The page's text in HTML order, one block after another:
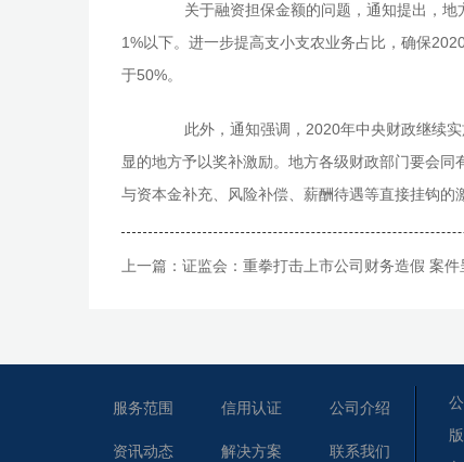
关于融资担保金额的问题，通知提出，地
1%以下。进一步提高支小支农业务占比，确保
于50%。
此外，通知强调，2020年中央财政继续实
显的地方予以奖补激励。地方各级财政部门要会
与资本金补充、风险补偿、薪酬待遇等直接挂钩的
上一篇： 证监会：重拳打击上市公司财务造假 案件
服务范围 信用认证 公司介绍
资讯动态 解决方案 联系我们